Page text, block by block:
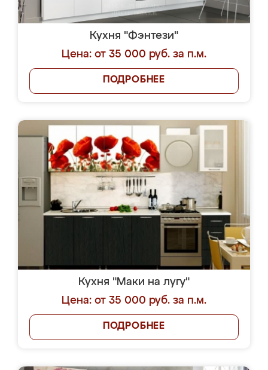
Кухня "Фэнтези"
Цена: от 35 000 руб. за п.м.
ПОДРОБНЕЕ
Кухня "Маки на лугу"
Цена: от 35 000 руб. за п.м.
ПОДРОБНЕЕ